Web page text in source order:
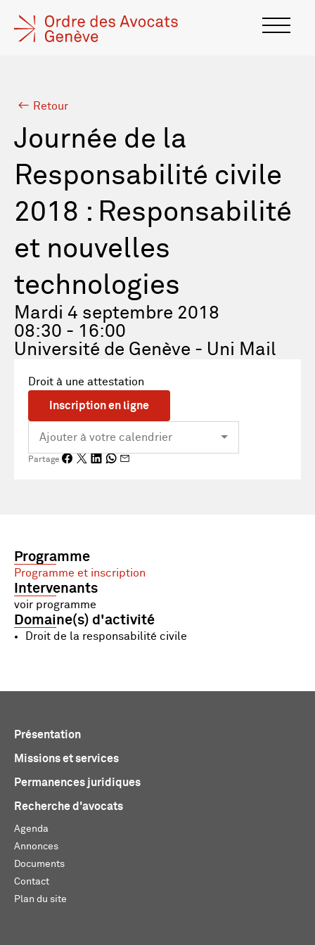
Retour
Journée de la
Responsabilité civile
2018 : Responsabilité
et nouvelles
technologies
Mardi 4 septembre 2018
08:30 - 16:00
Université de Genève - Uni Mail
Droit à une attestation
Inscription en ligne
Partage
Programme
Programme et inscription
Intervenants
voir programme
Domaine(s) d'activité
Droit de la responsabilité civile
Présentation
Missions et services
Permanences juridiques
Recherche d'avocats
Agenda
Annonces
Documents
Contact
Plan du site